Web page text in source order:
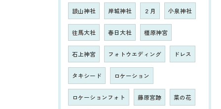
談山神社 岸城神社 ２月 小泉神社
往馬大社 春日大社 橿原神宮
石上神宮 フォトウエディング ドレス
タキシード ロケーション
ロケーションフォト 藤原宮跡 菜の花